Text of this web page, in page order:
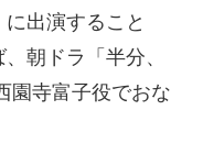
出演すること
朝ドラ「半分、
園寺富子役でおな